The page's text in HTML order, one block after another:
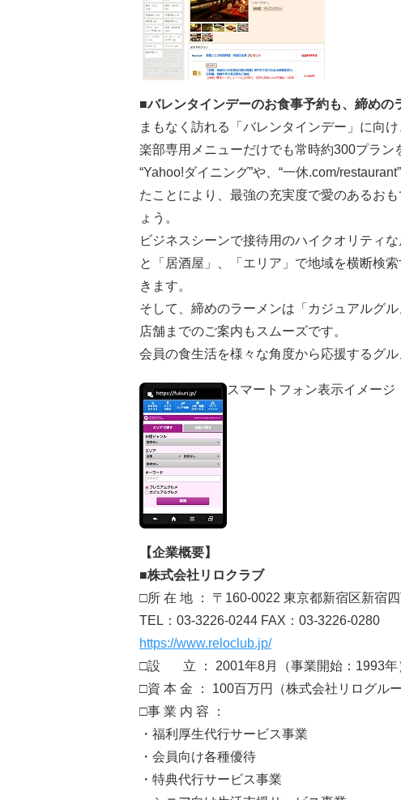
■バレンタインデーのお食事予約も、締めの
まもなく訪れる「バレンタインデー」に向
楽部専用メニューだけでも常時約300プラン
“Yahoo!ダイニング”や、“一休.com/
たことにより、最強の充実度で愛のあるお
ょう。
ビジネスシーンで接待用のハイクオリティ
と「居酒屋」、「エリア」で地域を横断検
きます。
そして、締めのラーメンは「カジュアルグ
店舗までのご案内もスムーズです。
会員の食生活を様々な角度から応援するグ
スマートフォン表示イメージ
【企業概要】
■株式会社リロクラブ
□所 在 地 ： 〒160-0022 東京都新宿区新宿
TEL：03-3226-0244 FAX：03-3226-0280
https://www.reloclub.jp/
□設 立 ： 2001年8月（事業開始：1993年
□資 本 金 ： 100百万円（株式会社リログル
□事 業 内 容 ：
・福利厚生代行サービス事業
・会員向け各種優待
・特典代行サービス事業